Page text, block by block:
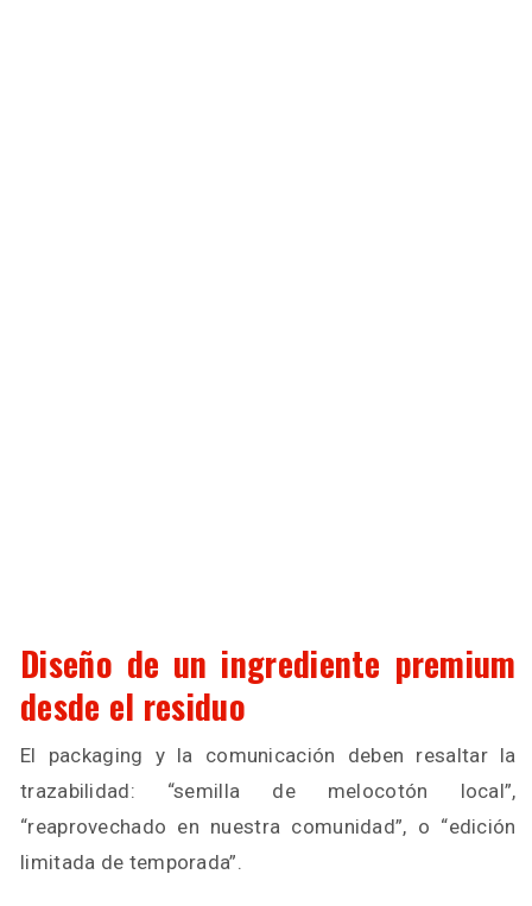
Diseño de un ingrediente premium
desde el residuo
El packaging y la comunicación deben resaltar la
trazabilidad: “semilla de melocotón local”,
“reaprovechado en nuestra comunidad”, o “edición
limitada de temporada”.